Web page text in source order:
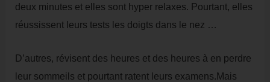
deux minutes et elles sont hyper relaxes. Pourtant, elles
réussissent leurs tests les doigts dans le nez …
D’autres, révisent des heures et des heures à en perdre
leur sommeils et pourtant ratent leurs examens.Mais